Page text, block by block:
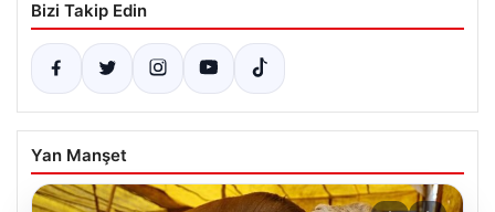
Bizi Takip Edin
Yan Manşet